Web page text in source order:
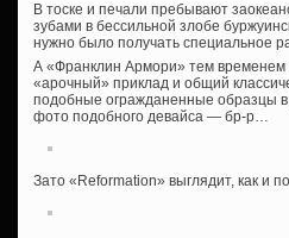
В тоске и печали пребывают
зубами в бессильной злобе
нужно было получать специальное
А «Франклин Армори» тем временем
«арочный» приклад и общий
подобные огражданенные образцы в
фото подобного девайса — бр-р…
Зато «Reformation» выглядит, как и